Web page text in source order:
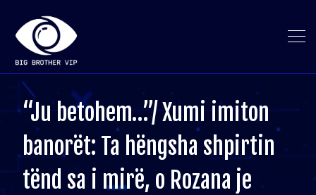
“Ju betohem…”/ Xumi imiton
banorët: Ta hëngsha shpirtin
tënd sa i mirë, o Rozana je